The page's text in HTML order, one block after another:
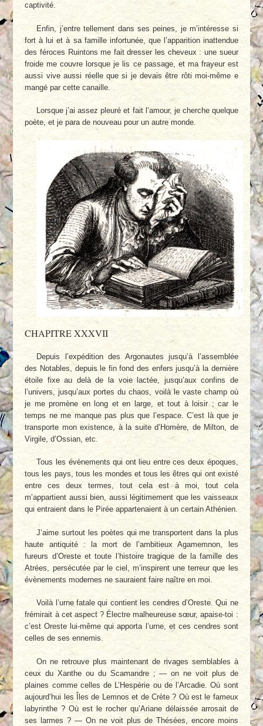
captivité.
Enfin, j’entre tellement dans ses peines, je m’intéresse si
fort à lui et à sa famille infortunée, que l’apparition inattendue
des féroces Ruintons me fait dresser les cheveux : une sueur
froide me couvre lorsque je lis ce passage, et ma frayeur est
aussi vive aussi réelle que si je devais être rôti moi-même e
mangé par cette canaille.
Lorsque j’ai assez pleuré et fait l’amour, je cherche quelque
poète, et je para de nouveau pour un autre monde.
CHAPITRE XXXVII
Depuis l’expédition des Argonautes jusqu’à l’assemblée
des Notables, depuis le fin fond des enfers jusqu’à la dernière
étoile fixe au delà de la voie lactée, jusqu’aux confins de
l’univers, jusqu’aux portes du chaos, voilà le vaste champ où
je me promène en long et en large, et tout à loisir ; car le
temps ne me manque pas plus que l’espace. C’est là que je
transporte mon existence, à la suite d’Homère, de Milton, de
Virgile, d’Ossian, etc.
Tous les évènements qui ont lieu entre ces deux époques,
tous les pays, tous les mondes et tous les êtres qui ont existé
entre ces deux termes, tout cela est à moi, tout cela
m’appartient aussi bien, aussi légitimement que les vaisseaux
qui entraient dans le Pirée appartenaient à un certain Athénien.
J’aime surtout les poètes qui me transportent dans la plus
haute antiquité : la mort de l’ambitieux Agamemnon, les
fureurs d’Oreste et toute l’histoire tragique de la famille des
Atrées, persécutée par le ciel, m’inspirent une terreur que les
évènements modernes ne sauraient faire naître en moi.
Voilà l’urne fatale qui contient les cendres d’Oreste. Qui ne
frémirait à cet aspect ? Électre malheureuse sœur, apaise-toi :
c’est Oreste lui-même qui apporta l’urne, et ces cendres sont
celles de ses ennemis.
On ne retrouve plus maintenant de rivages semblables à
ceux du Xanthe ou du Scamandre ; — on ne voit plus de
plaines comme celles de L’Hespèrie ou de l’Arcadie. Où sont
aujourd’hui les Îles de Lemnos et de Crète ? Où est le fameux
labyrinthe ? Où est le rocher qu’Ariane délaissée arrosait de
ses larmes ? — On ne voit plus de Thésées, encore moins